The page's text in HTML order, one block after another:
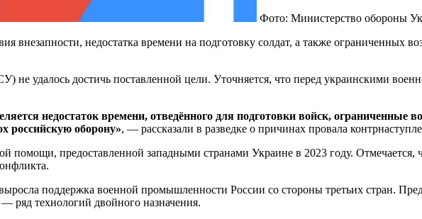
Фото: Министерство обороны
внезапности, недостатка времени на подготовку солдат, а также ограниченных
удалось достичь поставленной цели. Уточняется, что перед украинскими
недостаток времени, отведённого для подготовки войск, ограниченные
российскую оборону», — рассказали в разведке о причинах провала
помощи, предоставленной западными странами Украине в 2023 году. Отмечается,
поддержка военной промышленности России со стороны третьих стран.
ряд технологий двойного назначения.